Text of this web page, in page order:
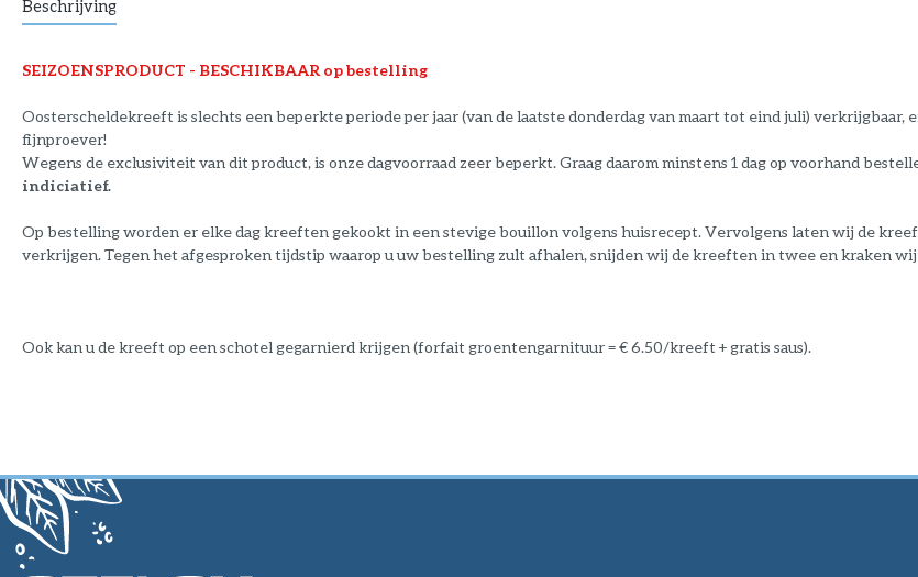
Beschrijving
SEIZOENSPRODUCT - BESCHIKBAAR op bestelling
Oosterscheldekreeft is slechts een beperkte periode per jaar (van de laatste donderdag van maart tot eind juli)
fijnproever!
Wegens de exclusiviteit van dit product, is onze dagvoorraad zeer beperkt. Graag daarom minstens 1 dag op voorhand
indiciatief.
Op bestelling worden er elke dag kreeften gekookt in een stevige bouillon volgens huisrecept. Vervolgens laten wij de
verkrijgen. Tegen het afgesproken tijdstip waarop u uw bestelling zult afhalen, snijden wij de kreeften in twee en kraken
Ook kan u de kreeft op een schotel gegarnierd krijgen (forfait groentengarnituur = € 6.50/kreeft + gratis saus).